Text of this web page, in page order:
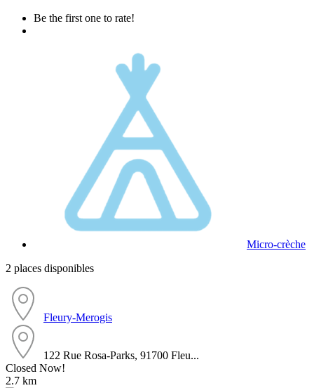
Be the first one to rate!
Micro-crèche
2 places disponibles
Fleury-Merogis
122 Rue Rosa-Parks, 91700 Fleu...
Closed Now!
2.7 km